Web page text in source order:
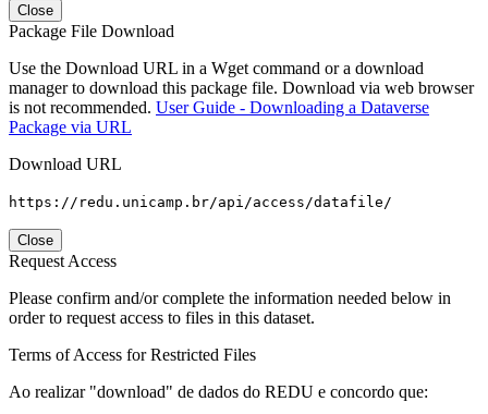
Close
Package File Download
Use the Download URL in a Wget command or a download
manager to download this package file. Download via web browser
is not recommended. User Guide - Downloading a Dataverse
Package via URL
Download URL
https://redu.unicamp.br/api/access/datafile/
Close
Request Access
Please confirm and/or complete the information needed below in
order to request access to files in this dataset.
Terms of Access for Restricted Files
Ao realizar "download" de dados do REDU e concordo que: